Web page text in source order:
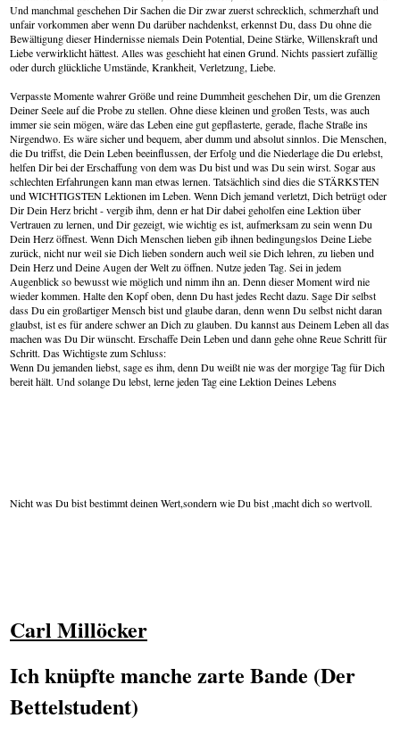
Und manchmal geschehen Dir Sachen die Dir zwar zuerst schrecklich, schmerzhaft und
unfair vorkommen aber wenn Du darüber nachdenkst, erkennst Du, dass Du ohne die
Bewältigung dieser Hindernisse niemals Dein Potential, Deine Stärke, Willenskraft und
Liebe verwirklicht hättest. Alles was geschieht hat einen Grund. Nichts passiert zufällig
oder durch glückliche Umstände, Krankheit, Verletzung, Liebe.
Verpasste Momente wahrer Größe und reine Dummheit geschehen Dir, um die Grenzen
Deiner Seele auf die Probe zu stellen. Ohne diese kleinen und großen Tests, was auch
immer sie sein mögen, wäre das Leben eine gut gepflasterte, gerade, flache Straße ins
Nirgendwo. Es wäre sicher und bequem, aber dumm und absolut sinnlos. Die Menschen,
die Du triffst, die Dein Leben beeinflussen, der Erfolg und die Niederlage die Du erlebst,
helfen Dir bei der Erschaffung von dem was Du bist und was Du sein wirst. Sogar aus
schlechten Erfahrungen kann man etwas lernen. Tatsächlich sind dies die STÄRKSTEN
und WICHTIGSTEN Lektionen im Leben. Wenn Dich jemand verletzt, Dich betrügt oder
Dir Dein Herz bricht - vergib ihm, denn er hat Dir dabei geholfen eine Lektion über
Vertrauen zu lernen, und Dir gezeigt, wie wichtig es ist, aufmerksam zu sein wenn Du
Dein Herz öffnest. Wenn Dich Menschen lieben gib ihnen bedingungslos Deine Liebe
zurück, nicht nur weil sie Dich lieben sondern auch weil sie Dich lehren, zu lieben und
Dein Herz und Deine Augen der Welt zu öffnen. Nutze jeden Tag. Sei in jedem
Augenblick so bewusst wie möglich und nimm ihn an. Denn dieser Moment wird nie
wieder kommen. Halte den Kopf oben, denn Du hast jedes Recht dazu. Sage Dir selbst
dass Du ein großartiger Mensch bist und glaube daran, denn wenn Du selbst nicht daran
glaubst, ist es für andere schwer an Dich zu glauben. Du kannst aus Deinem Leben all das
machen was Du Dir wünscht. Erschaffe Dein Leben und dann gehe ohne Reue Schritt für
Schritt. Das Wichtigste zum Schluss:
Wenn Du jemanden liebst, sage es ihm, denn Du weißt nie was der morgige Tag für Dich
bereit hält. Und solange Du lebst, lerne jeden Tag eine Lektion Deines Lebens
Nicht was Du bist bestimmt deinen Wert,sondern wie Du bist ,macht dich so wertvoll.
Carl Millöcker
Ich knüpfte manche zarte Bande (Der
Bettelstudent)